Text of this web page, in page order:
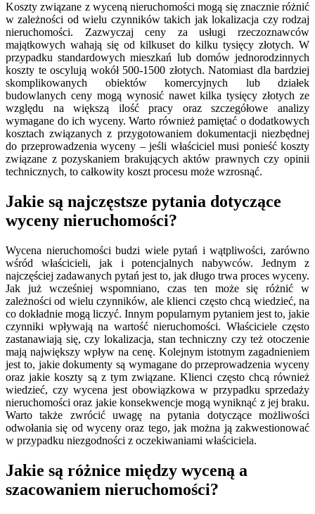
Koszty związane z wyceną nieruchomości mogą się znacznie różnić
w zależności od wielu czynników takich jak lokalizacja czy rodzaj
nieruchomości. Zazwyczaj ceny za usługi rzeczoznawców
majątkowych wahają się od kilkuset do kilku tysięcy złotych. W
przypadku standardowych mieszkań lub domów jednorodzinnych
koszty te oscylują wokół 500-1500 złotych. Natomiast dla bardziej
skomplikowanych obiektów komercyjnych lub działek
budowlanych ceny mogą wynosić nawet kilka tysięcy złotych ze
względu na większą ilość pracy oraz szczegółowe analizy
wymagane do ich wyceny. Warto również pamiętać o dodatkowych
kosztach związanych z przygotowaniem dokumentacji niezbędnej
do przeprowadzenia wyceny – jeśli właściciel musi ponieść koszty
związane z pozyskaniem brakujących aktów prawnych czy opinii
technicznych, to całkowity koszt procesu może wzrosnąć.
Jakie są najczęstsze pytania dotyczące
wyceny nieruchomości?
Wycena nieruchomości budzi wiele pytań i wątpliwości, zarówno
wśród właścicieli, jak i potencjalnych nabywców. Jednym z
najczęściej zadawanych pytań jest to, jak długo trwa proces wyceny.
Jak już wcześniej wspomniano, czas ten może się różnić w
zależności od wielu czynników, ale klienci często chcą wiedzieć, na
co dokładnie mogą liczyć. Innym popularnym pytaniem jest to, jakie
czynniki wpływają na wartość nieruchomości. Właściciele często
zastanawiają się, czy lokalizacja, stan techniczny czy też otoczenie
mają największy wpływ na cenę. Kolejnym istotnym zagadnieniem
jest to, jakie dokumenty są wymagane do przeprowadzenia wyceny
oraz jakie koszty są z tym związane. Klienci często chcą również
wiedzieć, czy wycena jest obowiązkowa w przypadku sprzedaży
nieruchomości oraz jakie konsekwencje mogą wyniknąć z jej braku.
Warto także zwrócić uwagę na pytania dotyczące możliwości
odwołania się od wyceny oraz tego, jak można ją zakwestionować
w przypadku niezgodności z oczekiwaniami właściciela.
Jakie są różnice między wyceną a
szacowaniem nieruchomości?